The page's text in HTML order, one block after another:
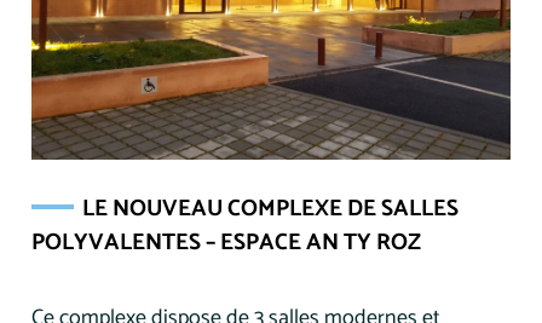
LE NOUVEAU COMPLEXE DE SALLES
POLYVALENTES – ESPACE AN TY ROZ